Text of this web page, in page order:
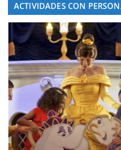
ACTIVIDADES CON